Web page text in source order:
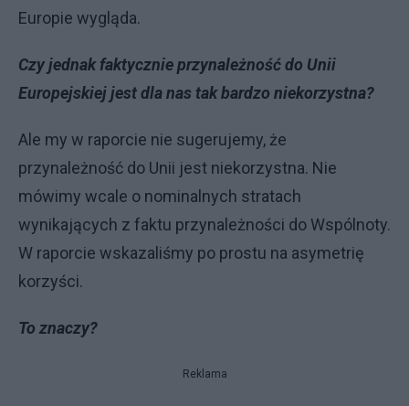
Europie wygląda.
Czy jednak faktycznie przynależność do Unii
Europejskiej jest dla nas tak bardzo niekorzystna?
Ale my w raporcie nie sugerujemy, że
przynależność do Unii jest niekorzystna. Nie
mówimy wcale o nominalnych stratach
wynikających z faktu przynależności do Wspólnoty.
W raporcie wskazaliśmy po prostu na asymetrię
korzyści.
To znaczy?
Reklama